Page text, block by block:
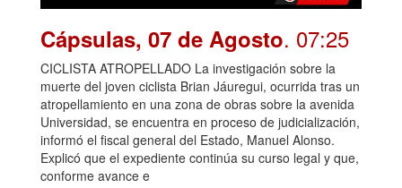
Cápsulas, 07 de Agosto. 07:25
CICLISTA ATROPELLADO La investigación sobre la
muerte del joven ciclista Brian Jáuregui, ocurrida tras un
atropellamiento en una zona de obras sobre la avenida
Universidad, se encuentra en proceso de judicialización,
informó el fiscal general del Estado, Manuel Alonso.
Explicó que el expediente continúa su curso legal y que,
conforme avance e